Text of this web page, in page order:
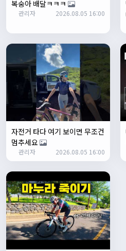
좌측 로고(메인 대문) 누르면 홈
눌러야 해서 불편하네요. 가운데
메인으로 이동하게 해주실수 있나
관리자16:50:47
한번 확인해보겠습니다 :)
2/8/2025
명신이10:43:01
너무 추워요
2/10/
부두게이 BRBR09:54:20
잔차나라 화이팅!!
관리자10:15:31
감사합니다 파이팅!!!!
2/14/2025
서준22:03:11
저 첫 로드로 힉스 바버비 살려하는
2/16/2025
자출조아15:14:23
시즌온 하신 분들 모두 안라하세요
복숭아 배달ㅋㅋㅋ
관리자 2026.08.05 16:00
자전거 타다 여기 보이면 무조건
멈추세요
관리자 2026.08.05 16:00